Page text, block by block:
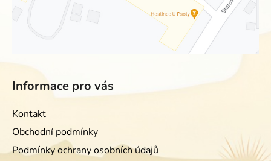
Informace pro vás
Kontakt
Obchodní podmínky
Podmínky ochrany osobních údajů